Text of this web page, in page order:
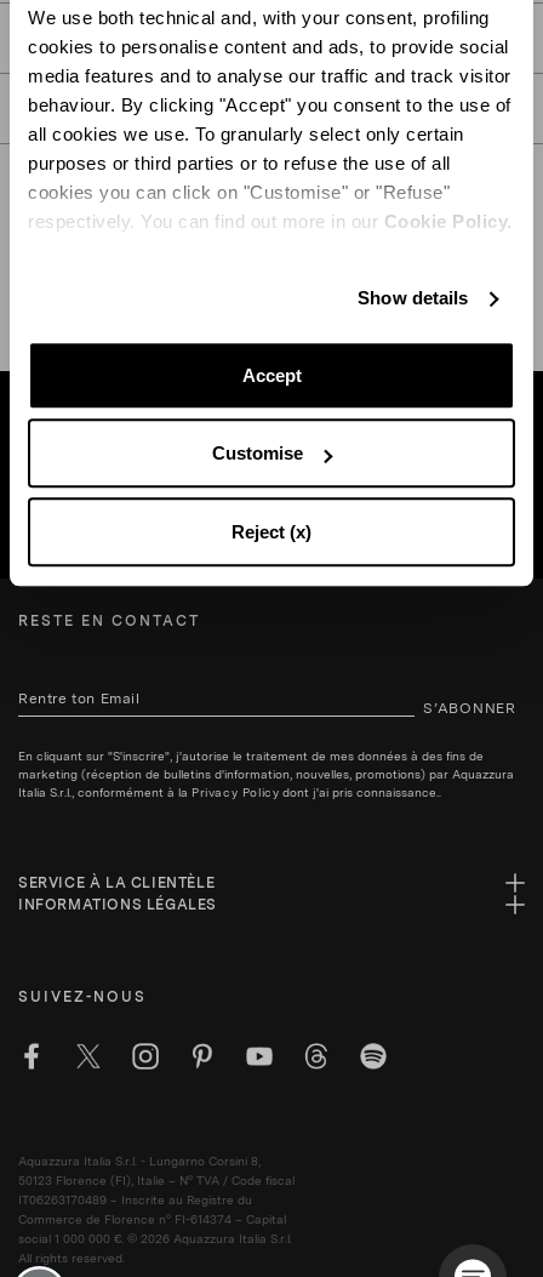
We use both technical and, with your consent, profiling
cookies to personalise content and ads, to provide social
media features and to analyse our traffic and track visitor
behaviour. By clicking "Accept" you consent to the use of
all cookies we use. To granularly select only certain
purposes or third parties or to refuse the use of all
cookies you can click on "Customise" or "Refuse"
respectively. You can find out more in our Cookie Policy.
Show details
Accept
Customise
Reject (x)
DÉTAIL
SOIN
RESTE EN CONTACT
S’ABONNER
En cliquant sur "S'inscrire", j'autorise le traitement de mes données à des fins de
marketing (réception de bulletins d'information, nouvelles, promotions) par Aquazzura
Italia S.r.l., conformément à la Privacy Policy dont j'ai pris connaissance..
SERVICE À LA CLIENTÈLE
INFORMATIONS LÉGALES
SUIVEZ-NOUS
Aquazzura Italia S.r.l. - Lungarno Corsini 8,
50123 Florence (FI), Italie – N° TVA / Code fiscal
IT06263170489 – Inscrite au Registre du
Commerce de Florence n° FI-614374 – Capital
social 1 000 000 €. © 2026 Aquazzura Italia S.r.l.
All rights reserved.